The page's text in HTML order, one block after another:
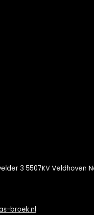
3 5507KV Veldhoven
broek.nl